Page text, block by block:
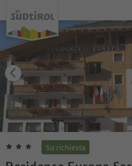
Su richiesta